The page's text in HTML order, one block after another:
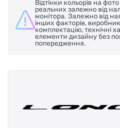
Відтінки кольорів на
реальних залежно від
монітора. Залежно від
інших факторів,
комплектацію, технічні
елементи дизайну без
попередження.